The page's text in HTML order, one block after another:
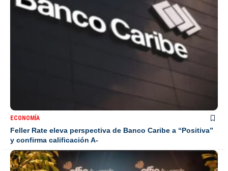
ECONOMÍA
Feller Rate eleva perspectiva de Banco Caribe a “Positiva”
y confirma calificación A-